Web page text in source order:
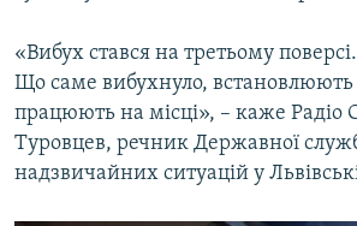
Усі сайти RFE/RL
«Вибух стався на третьому
Що саме вибухнуло, встановлюють
працюють на місці», – каже Радіо
Туровцев, речник Державної
надзвичайних ситуацій у